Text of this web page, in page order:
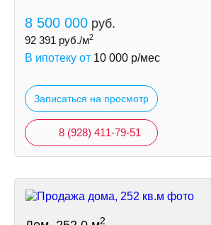
8 500 000 руб.
92 391 руб./м2
В ипотеку от 10 000 р/мес
Записаться на просмотр
8 (928) 411-79-51
2